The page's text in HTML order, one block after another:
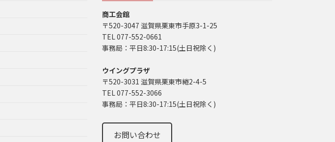
商工会館
〒520-3047 滋賀県栗東市手原3-1-25
TEL 077-552-0661
事務局：平日8:30-17:15(土日祝除く)
ウイングプラザ
〒520-3031 滋賀県栗東市綣2-4-5
TEL 077-552-3066
事務局：平日8:30-17:15(土日祝除く)
お問い合わせ